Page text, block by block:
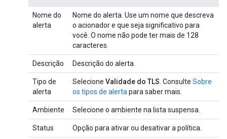
Nome do
alerta
Nome do alerta. Use um nome que descreva
o acionador e que seja significativo para
você. O nome não pode ter mais de 128
caracteres.
Descrição Descrição do alerta.
Tipo de
alerta
Selecione Validade do TLS . Consulte Sobre
os tipos de alerta para saber mais.
Ambiente Selecione o ambiente na lista suspensa.
Status Opção para ativar ou desativar a política.